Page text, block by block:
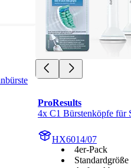
ProResults
4x C1 Bürstenköpfe für
HX6014/07
4er-Pack
Standardgröße